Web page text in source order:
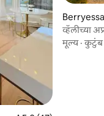
व्हॅलीच्या
मूल्य·कुटुंब